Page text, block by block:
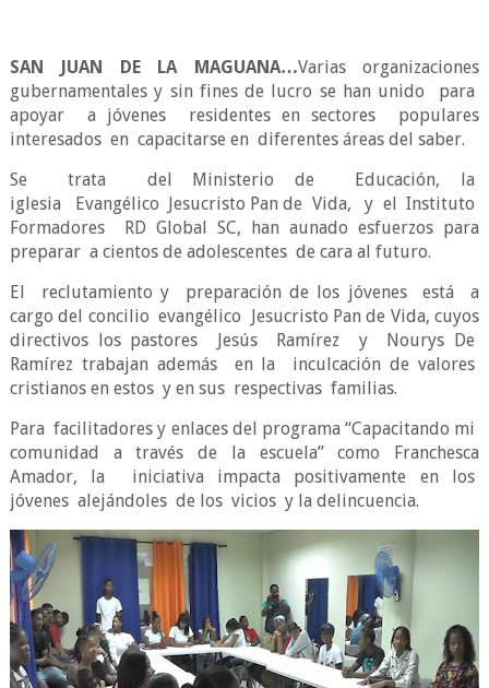
SAN JUAN DE LA MAGUANA…Varias organizaciones
gubernamentales y sin fines de lucro se han unido
para
apoyar
a jóvenes residentes en sectores
populares
interesados en capacitarse en diferentes áreas del saber.
Se
trata del Ministerio de
Educación, la
iglesia
Evangélico Jesucristo Pan de Vida, y el Instituto
Formadores
RD Global SC, han aunado esfuerzos para
preparar a cientos de adolescentes de cara al futuro.
El
reclutamiento y preparación de los jóvenes está
a
cargo del concilio evangélico Jesucristo Pan de Vida, cuyos
directivos los pastores
Jesús Ramírez y
Nourys De
Ramírez trabajan además
en la
inculcación de valores
cristianos en estos y en sus respectivas familias.
Para facilitadores y enlaces del programa “Capacitando mi
comunidad a través de la escuela” como Franchesca
Amador, la
iniciativa impacta positivamente en los
jóvenes alejándoles de los vicios y la delincuencia.